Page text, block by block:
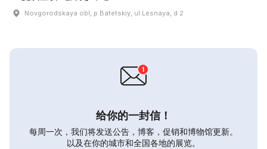
Novgorodskaya obl, p Batetskiy, ul Lesnaya, d 2
给你的一封信！
每周一次，我们将发送公告，博客，促销和博物馆更新。
以及在你的城市和全国各地的展览。